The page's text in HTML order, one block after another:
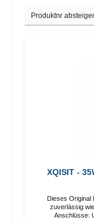
XQISIT -
Dieses Original Ladegerät lädt alle
zuverlässig wieder auf.